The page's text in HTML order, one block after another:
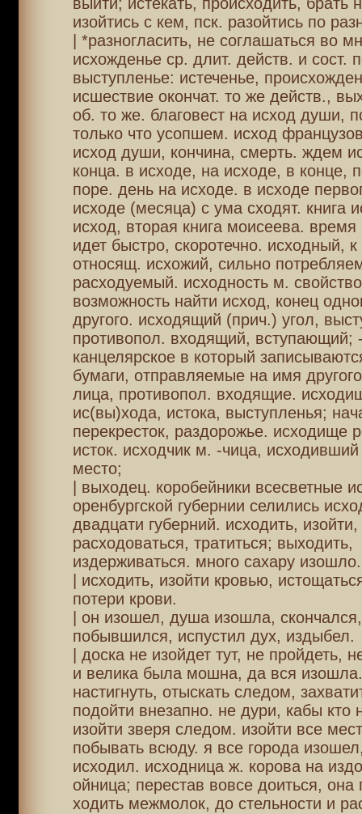
изойтись с кем, пск. разойтись по
| *разногласить, не соглашаться во
исхожденье ср. длит. действ. и сост.
выступленье: истеченье,
исшествие окончат. то же действ.,
об. то же. благовест на исход души,
только что усопшем. исход
исход души, кончина, смерть. ждем
конца. в исходе, на исходе, в конце,
поре. день на исходе. в исходе
исходе (месяца) с ума сходят. книга
исход, вторая книга моисеева. время
идет быстро, скоротечно. исходный, к
относящ. исхожий, сильно
расходуемый. исходность м.
возможность найти исход, конец
другого. исходящий (прич.) угол,
противопол. входящий, вступающий;
канцелярское в который
бумаги, отправляемые на имя
лица, противопол. входящие.
ис(вы)хода, истока, выступленья;
перекресток, раздорожье. исходище
исток. исходчик м. -чица, исходивший
место;
| выходец. коробейники всесветные
оренбургской губернии селились
двадцати губерний. исходить,
расходоваться, тратиться; выходить,
издерживаться. много сахару изошло.
| исходить, изойти кровью,
потери крови.
| он изошел, душа изошла,
побывшился, испустил дух, издыбел.
| доска не изойдет тут, не пройдеть,
и велика была мошна, да вся изошла.
настигнуть, отыскать следом,
подойти внезапно. не дури, кабы кто
изойти зверя следом. изойти все
побывать всюду. я все города
исходил. исходница ж. корова на
ойница; перестав вовсе доиться, она
ходить межмолок, до стельности и